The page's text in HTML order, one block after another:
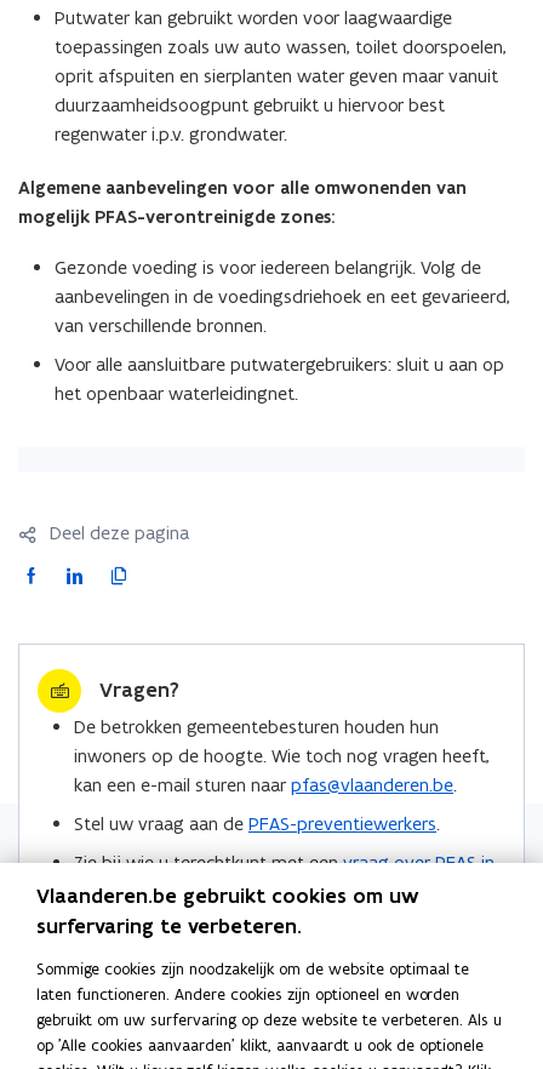
Putwater kan gebruikt worden voor laagwaardige
toepassingen zoals uw auto wassen, toilet doorspoelen,
oprit afspuiten en sierplanten water geven maar vanuit
duurzaamheidsoogpunt gebruikt u hiervoor best
regenwater i.p.v. grondwater.
Algemene aanbevelingen voor alle omwonenden van
mogelijk PFAS-verontreinigde zones:
Gezonde voeding is voor iedereen belangrijk. Volg de
aanbevelingen in de voedingsdriehoek en eet gevarieerd,
van verschillende bronnen.
Voor alle aansluitbare putwatergebruikers: sluit u aan op
het openbaar waterleidingnet.
Deel deze pagina
F
e
L
e
d
p
e
n
t
n
i
K
e
e
r
l
n
k
n
a
r
l
Vragen?
De betrokken gemeentebesturen houden hun
inwoners op de hoogte. Wie toch nog vragen heeft,
kan een e-mail sturen naar pfas@vlaanderen.be.
Stel uw vraag aan de PFAS-preventiewerkers.
Zie bij wie u terechtkunt met eenvraag over PFAS in
de regio Zwijndrecht.
Locaties
Vlaanderen.be gebruikt cookies om uw
surfervaring te verbeteren.
Sommige cookies zijn noodzakelijk om de website optimaal te
laten functioneren. Andere cookies zijn optioneel en worden
gebruikt om uw surfervaring op deze website te verbeteren. Als u
op 'Alle cookies aanvaarden' klikt, aanvaardt u ook de optionele